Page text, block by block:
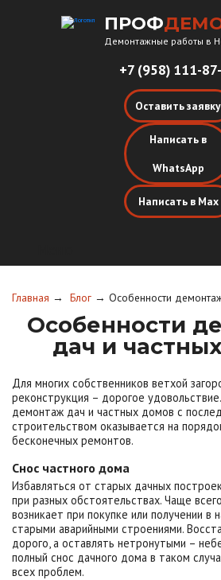
ПРОФ
Демонтажные работы в
+7 (958) 111-
Оставить заявку
Написать в
WhatsApp
Написать в Max
Главная → Блог → Особенности
Особенности
дач и
Для многих собственников ветхой
реконструкция – дорогое
демонтаж дач и частных домов с
строительством оказывается на
бесконечных ремонтов.
Снос частного дома
Избавляться от старых дачных
при разных обстоятельствах. Чаще
возникает при покупке или получении в
старыми аварийными строениями.
дорого, а оставлять нетронутыми –
полный снос дачного дома в таком
всех проблем.